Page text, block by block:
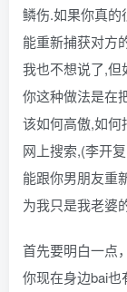
鳞伤.如果你真的
能重新捕获对方
我也不想说了,但
你这种做法是在
该如何高傲,如何
网上搜索,(李开
能跟你男朋友重
为我只是我老婆
首先要明白一点
你现在身边bai